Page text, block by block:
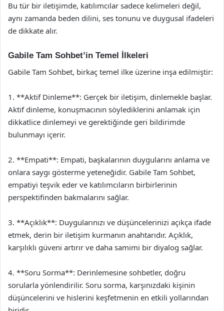
Bu tür bir iletişimde, katılımcılar sadece kelimeleri değil,
aynı zamanda beden dilini, ses tonunu ve duygusal ifadeleri
de dikkate alır.
Gabile Tam Sohbet’in Temel İlkeleri
Gabile Tam Sohbet, birkaç temel ilke üzerine inşa edilmiştir:
1. **Aktif Dinleme**: Gerçek bir iletişim, dinlemekle başlar.
Aktif dinleme, konuşmacının söylediklerini anlamak için
dikkatlice dinlemeyi ve gerektiğinde geri bildirimde
bulunmayı içerir.
2. **Empati**: Empati, başkalarının duygularını anlama ve
onlara saygı gösterme yeteneğidir. Gabile Tam Sohbet,
empatiyi teşvik eder ve katılımcıların birbirlerinin
perspektifinden bakmalarını sağlar.
3. **Açıklık**: Duygularınızı ve düşüncelerinizi açıkça ifade
etmek, derin bir iletişim kurmanın anahtarıdır. Açıklık,
karşılıklı güveni artırır ve daha samimi bir diyalog sağlar.
4. **Soru Sorma**: Derinlemesine sohbetler, doğru
sorularla yönlendirilir. Soru sorma, karşınızdaki kişinin
düşüncelerini ve hislerini keşfetmenin en etkili yollarından